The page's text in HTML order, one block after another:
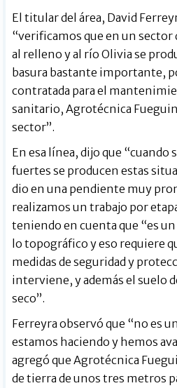
El titular del área, David
“verificamos que en un
al relleno y al río Olivia se
basura bastante importante,
contratada para el
sanitario, Agrotécnica
sector”.
En esa línea, dijo que
fuertes se producen estas
dio en una pendiente muy
realizamos un trabajo por
teniendo en cuenta que “es
lo topográfico y eso requiere
medidas de seguridad y
interviene, y además el suelo
seco”.
Ferreyra observó que “no es
estamos haciendo y hemos
agregó que Agrotécnica
de tierra de unos tres metros